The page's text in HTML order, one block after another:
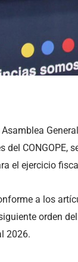
del CONGOPE,
el ejercicio
a los
orden
2026.